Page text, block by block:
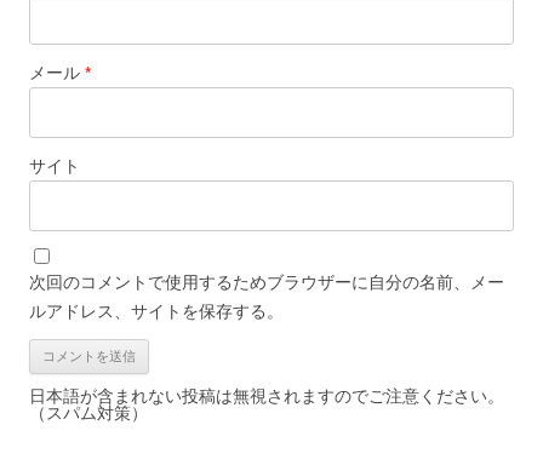
メール *
サイト
次回のコメントで使用するためブラウザーに自分の名前、メー
ルアドレス、サイトを保存する。
日本語が含まれない投稿は無視されますのでご注意ください。
（スパム対策）